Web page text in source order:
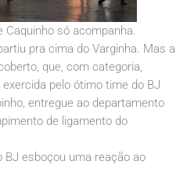
Caquinho só acompanha.
pra cima do Varginha. Mas a
que, com categoria,
pelo ótimo time do BJ
entregue ao departamento
de ligamento do
BJ esboçou uma reação ao